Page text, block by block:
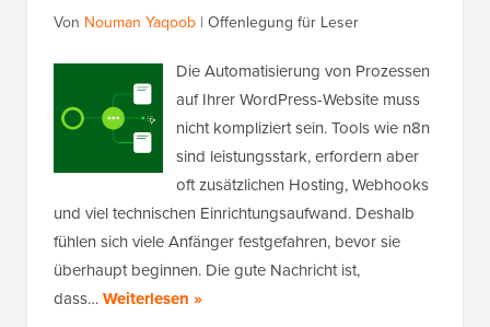
Von Nouman Yaqoob | Offenlegung für Leser
Die Automatisierung von Prozessen
auf Ihrer WordPress-Website muss
nicht kompliziert sein. Tools wie n8n
sind leistungsstark, erfordern aber
oft zusätzlichen Hosting, Webhooks
und viel technischen Einrichtungsaufwand. Deshalb
fühlen sich viele Anfänger festgefahren, bevor sie
überhaupt beginnen. Die gute Nachricht ist,
dass…Weiterlesen »